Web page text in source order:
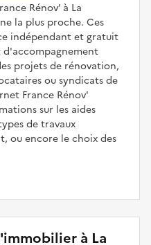
Rénov’ à La
la plus proche. Ces
indépendant et gratuit
projets de rénovation,
ou syndicats de
France Rénov'
sur les aides
de travaux
ou encore le choix des
à La